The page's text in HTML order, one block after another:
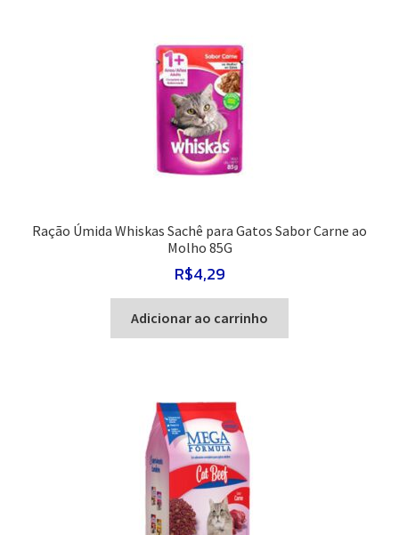
Ração Úmida Whiskas Sachê para Gatos Sabor Carne ao
Molho 85G
R$4,29
Adicionar ao carrinho